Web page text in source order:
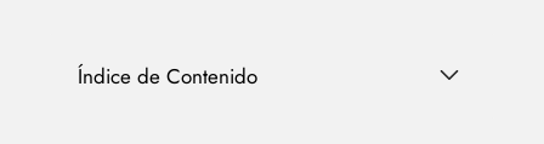
Índice de Contenido